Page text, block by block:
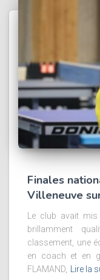
Finales
Villeneuve
Le club avait mis
brillamment
classement, une
en coach et en
FLAMAND, Lire la